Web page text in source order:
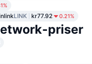
LINK kr77.92 0.21%
priser